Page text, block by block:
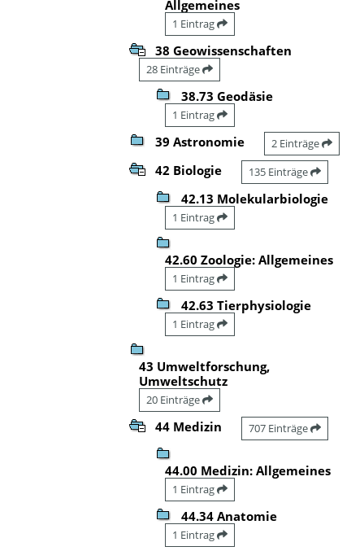
Allgemeines
1 Eintrag
38 Geowissenschaften
28 Einträge
38.73 Geodäsie
1 Eintrag
39 Astronomie 2 Einträge
42 Biologie 135 Einträge
42.13 Molekularbiologie
1 Eintrag
42.60 Zoologie: Allgemeines
1 Eintrag
42.63 Tierphysiologie
1 Eintrag
43 Umweltforschung,
Umweltschutz
20 Einträge
44 Medizin 707 Einträge
44.00 Medizin: Allgemeines
1 Eintrag
44.34 Anatomie
1 Eintrag